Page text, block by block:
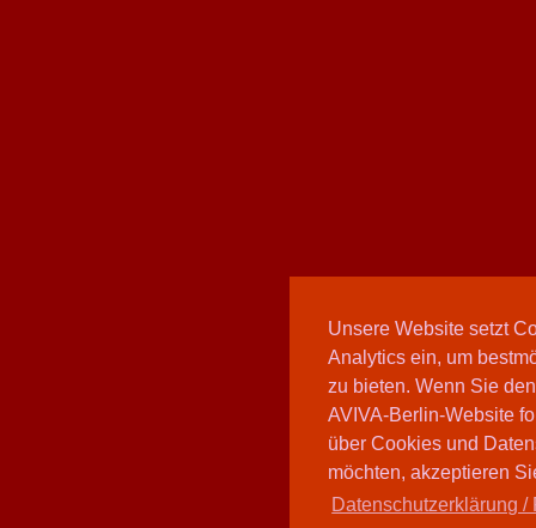
Unsere Website setzt
Analytics ein, um
zu bieten. Wenn Sie
AVIVA-Berlin-Website
über Cookies und
möchten, akzeptieren
Datenschutzerklärung /